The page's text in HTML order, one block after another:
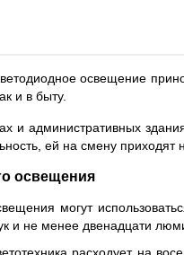
освещение
и в быту.
и административных
ей на смену
освещения
могут
и не менее двенадцати